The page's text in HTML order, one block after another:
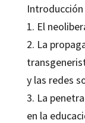
Introducción
1. El
2. La
y las redes
3. La
en la